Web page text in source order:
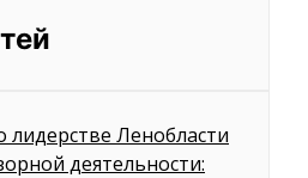
Ленобласти
деятельности: